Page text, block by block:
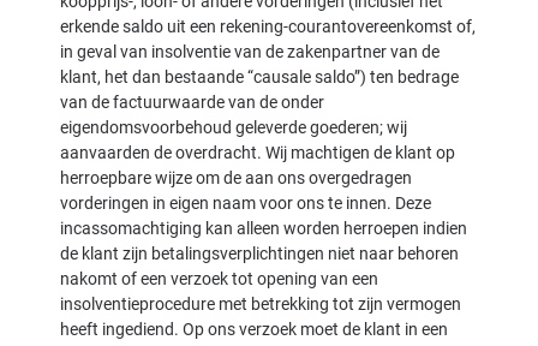
erkende saldo uit een rekening-courantovereenkomst of,
in geval van insolventie van de zakenpartner van de
klant, het dan bestaande “causale saldo”) ten bedrage
van de factuurwaarde van de onder
eigendomsvoorbehoud geleverde goederen; wij
aanvaarden de overdracht. Wij machtigen de klant op
herroepbare wijze om de aan ons overgedragen
vorderingen in eigen naam voor ons te innen. Deze
incassomachtiging kan alleen worden herroepen indien
de klant zijn betalingsverplichtingen niet naar behoren
nakomt of een verzoek tot opening van een
insolventieprocedure met betrekking tot zijn vermogen
heeft ingediend. Op ons verzoek moet de klant in een